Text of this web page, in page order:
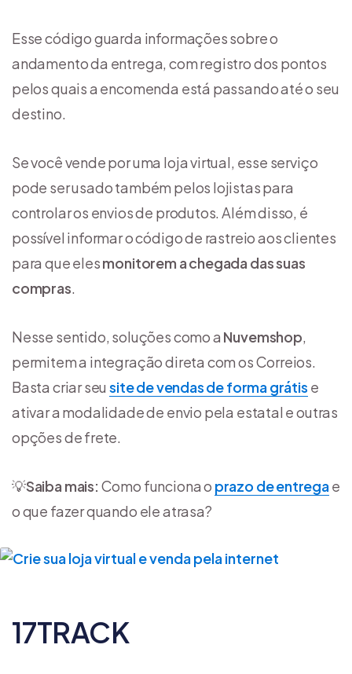
Esse código guarda informações sobre o
andamento da entrega, com registro dos pontos
pelos quais a encomenda está passando até o seu
destino.
Se você vende por uma loja virtual, esse serviço
pode ser usado também pelos lojistas para
controlar os envios de produtos. Além disso, é
possível informar o código de rastreio aos clientes
para que elesmonitorem a chegada das suas
compras.
Nesse sentido, soluções como a Nuvemshop,
permitem a integração direta com os Correios.
Basta criar seusite de vendas de forma grátis e
ativar a modalidade de envio pela estatal e outras
opções de frete.
💡Saiba mais: Como funciona o prazo de entregae
o que fazer quando ele atrasa?
17TRACK